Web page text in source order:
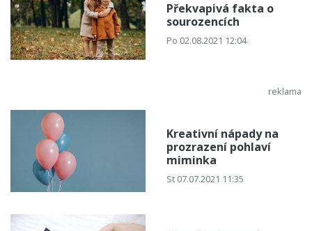
Překvapivá fakta o
sourozencích
Po 02.08.2021 12:04
Kreativní nápady na
prozrazení pohlaví
miminka
St 07.07.2021 11:35